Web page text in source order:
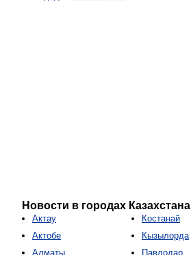
Новости в городах Казахстана
Актау
Актобе
Алматы
Костанай
Кызылорда
Павлодар